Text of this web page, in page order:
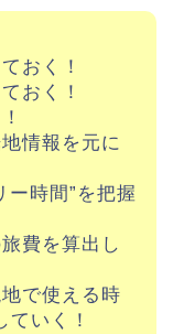
おく！
おく！
情報を元に
ー時間”を把握
費を算出し
で使える時
いく！